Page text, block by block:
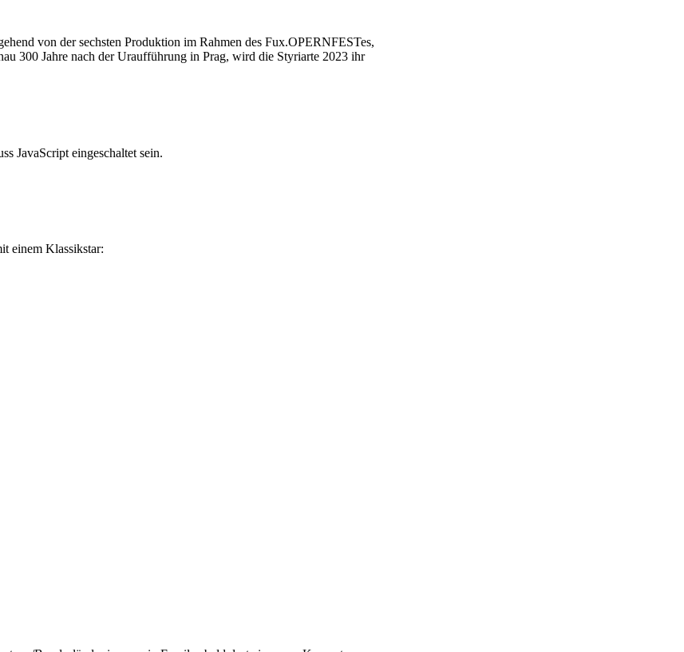
von der sechsten Produktion im Rahmen des Fux.OPERNFESTes,
300 Jahre nach der Uraufführung in Prag, wird die Styriarte 2023 ihr
JavaScript eingeschaltet sein.
einem Klassikstar: